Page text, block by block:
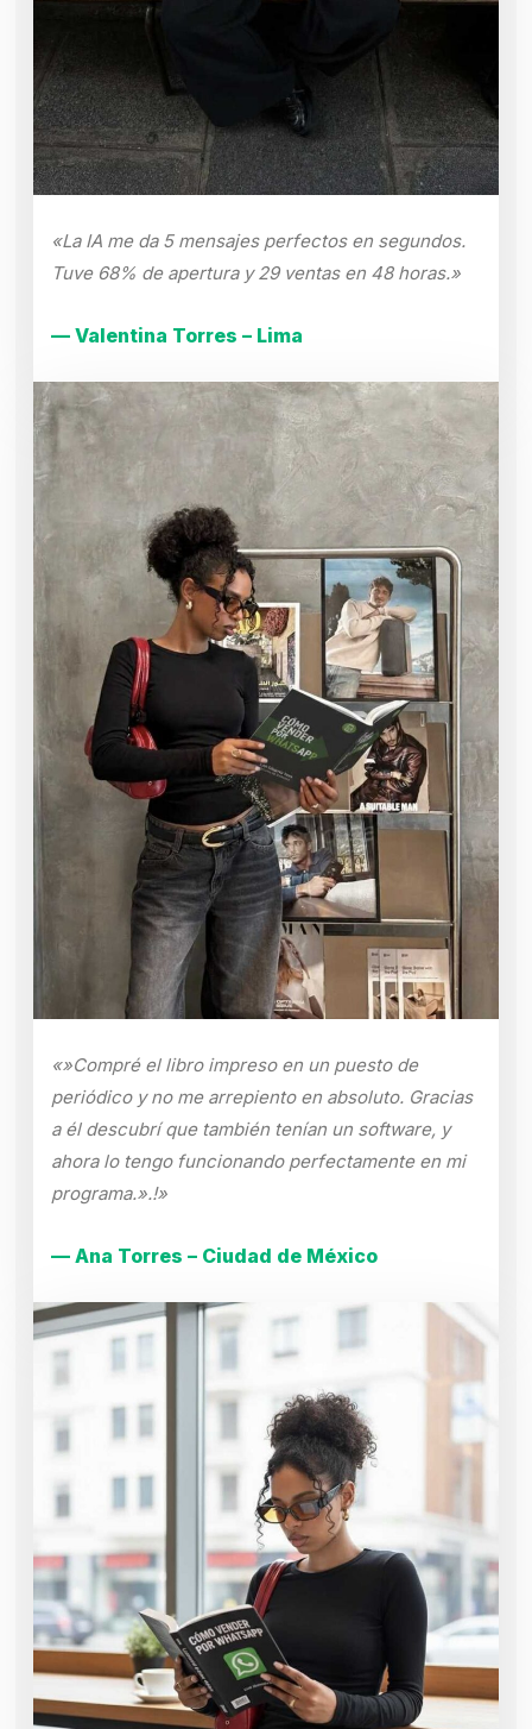
«La IA me da 5 mensajes perfectos en segundos.
Tuve 68% de apertura y 29 ventas en 48 horas.»
— Valentina Torres – Lima
«»Compré el libro impreso en un puesto de
periódico y no me arrepiento en absoluto. Gracias
a él descubrí que también tenían un software, y
ahora lo tengo funcionando perfectamente en mi
programa.».!»
— Ana Torres – Ciudad de México